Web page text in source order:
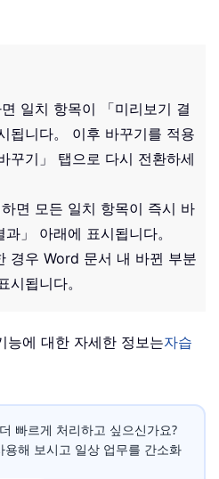
면 일치 항목이 「미리보기 결
됩니다。 이후 바꾸기를 적용
꾸기」 탭으로 다시 전환하세
하면 모든 일치 항목이 즉시 바
」 아래에 표시됩니다。
경우 Word 문서 내 바뀐 부분
시됩니다。
능에 대한 자세한 정보는자습
빠르게 처리하고 싶으신가요?
해 보시고 일상 업무를 간소화